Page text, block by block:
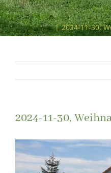
| 2024-11-30,
2024-11-30,